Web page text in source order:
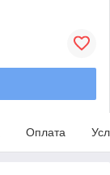
Оплата